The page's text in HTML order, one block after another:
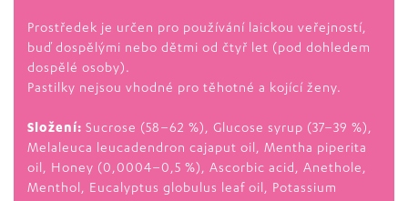
Prostředek je určen pro používání laickou veřejností,
buď dospělými nebo dětmi od čtyř let (pod dohledem
dospělé osoby).
Pastilky nejsou vhodné pro těhotné a kojící ženy.
Složení: Sucrose (58–62 %), Glucose syrup (37–39 %),
Melaleuca leucadendron cajaput oil, Mentha piperita
oil, Honey (0,0004–0,5 %), Ascorbic acid, Anethole,
Menthol, Eucalyptus globulus leaf oil, Potassium